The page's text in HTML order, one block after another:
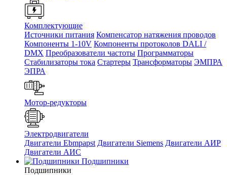
Комплектующие
Источники питания Компенсатор натяжения проводов
Компоненты 1-10V Компоненты протоколов DALI /
DMX Преобразователи частоты Программаторы
Стабилизаторы тока Стартеры Трансформаторы ЭМПРА
ЭПРА
Мотор-редукторы
Электродвигатели
Двигатели Ebmpapst Двигатели Siemens Двигатели АИР
Двигатели АИС
Подшипники
Подшипники